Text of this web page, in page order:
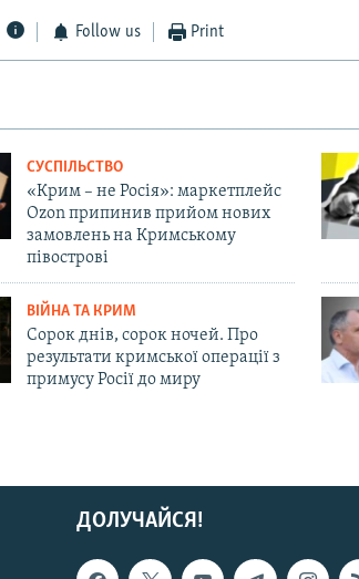
Follow us Print
СУСПІЛЬСТВО
«Крим – не Росія»: маркетплейс
Ozon припинив прийом нових
замовлень на Кримському
півострові
ВІЙНА ТА КРИМ
Сорок днів, сорок ночей. Про
результати кримської операції з
примусу Росії до миру
ДОЛУЧАЙСЯ!